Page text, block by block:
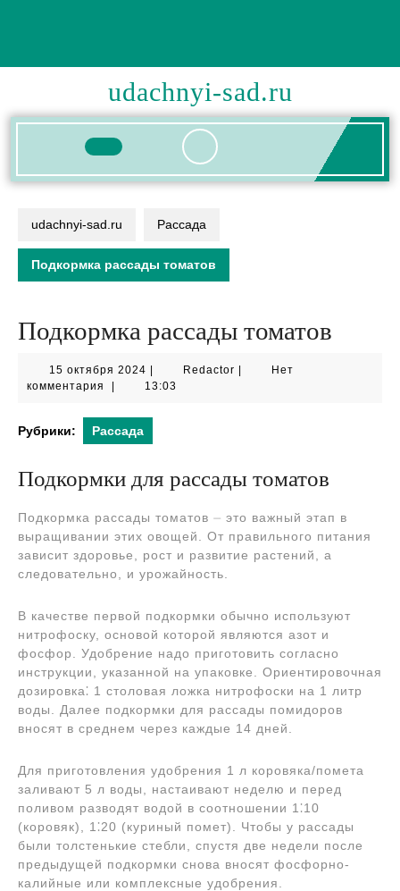
udachnyi-sad.ru
Кнопка
udachnyi-sad.ru Рассада
Подкормка рассады томатов
Подкормка рассады томатов
15 октября 2024 15
октября
RedactorRedactor
Нет
комментария
13:03
Рубрики: Рассада
Подкормки для рассады томатов
Подкормка рассады томатов ⏤ это важный этап в
выращивании этих овощей. От правильного питания
зависит здоровье, рост и развитие растений, а
следовательно, и урожайность.
В качестве первой подкормки обычно используют
нитрофоску, основой которой являются азот и
фосфор. Удобрение надо приготовить согласно
инструкции, указанной на упаковке. Ориентировочная
дозировка⁚ 1 столовая ложка нитрофоски на 1 литр
воды. Далее подкормки для рассады помидоров
вносят в среднем через каждые 14 дней.
Для приготовления удобрения 1 л коровяка/помета
заливают 5 л воды, настаивают неделю и перед
поливом разводят водой в соотношении 1⁚10
(коровяк), 1⁚20 (куриный помет). Чтобы у рассады
были толстенькие стебли, спустя две недели после
предыдущей подкормки снова вносят фосфорно-
калийные или комплексные удобрения.